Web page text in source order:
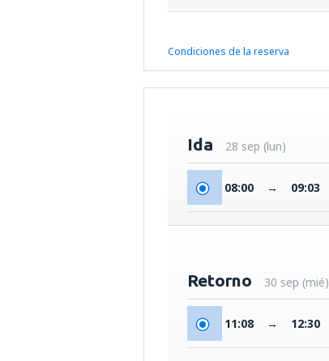
Condiciones de la reserva
Ida 28 sep (lun)
08:00 → 09:03
Retorno 30 sep (mié)
11:08 → 12:30